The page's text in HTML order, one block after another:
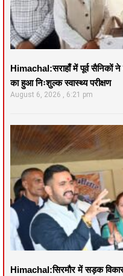
Himachal:सराहाँ में पूर्व सैनिकों
का हुआ निःशुल्क स्वास्थ्य परीक्षण
August 6, 2026 6:21 pm
Himachal:सिरमौर में सड़क